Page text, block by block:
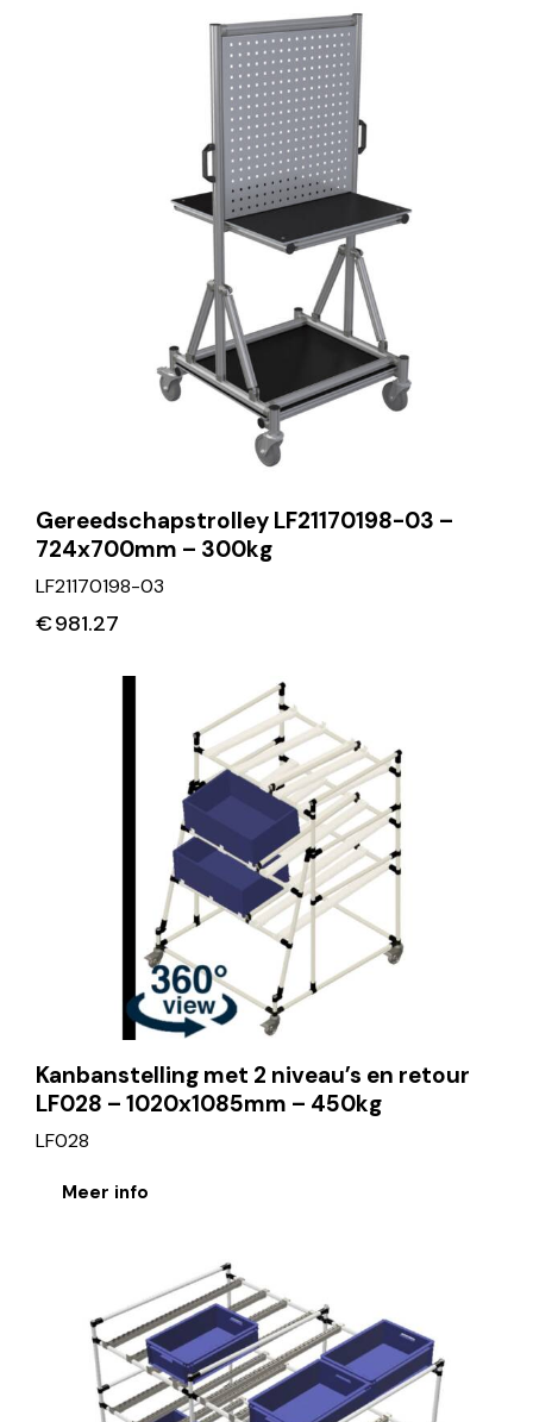
Gereedschapstrolley LF21170198-03 –
724x700mm – 300kg
LF21170198-03
€981.27
Kanbanstelling met 2 niveau’s en retour
LF028 – 1020x1085mm – 450kg
LF028
Meer info